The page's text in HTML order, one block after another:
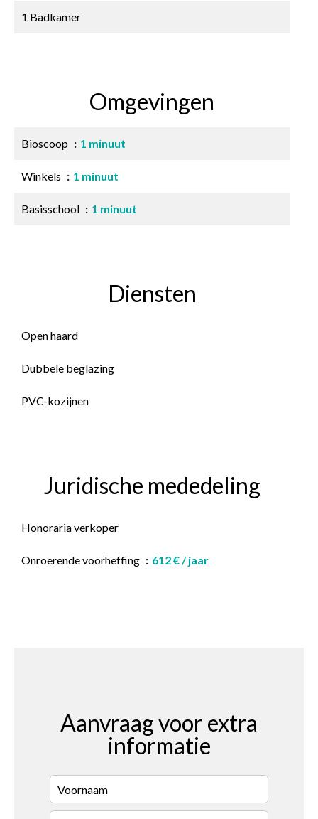
1 Badkamer
Omgevingen
Bioscoop 1 minuut
Winkels 1 minuut
Basisschool 1 minuut
Diensten
Open haard
Dubbele beglazing
PVC-kozijnen
Juridische mededeling
Honoraria verkoper
Onroerende voorheffing 612 € / jaar
Aanvraag voor extra
informatie